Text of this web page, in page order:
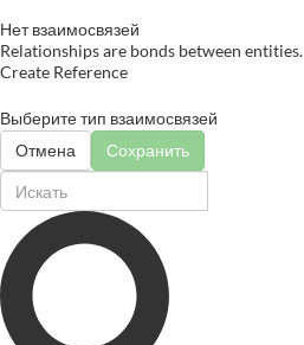
Нет взаимосвязей
Relationships are bonds between entities.
Create Reference
Выберите тип взаимосвязей
Отмена
Сохранить